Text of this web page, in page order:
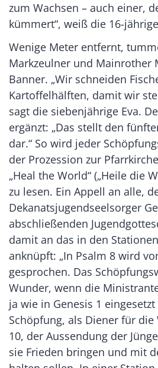
zum Wachsen – auch einer,
kümmert“, weiß die 16-
Wenige Meter entfernt,
Markzeulner und Mainrother
Banner. „Wir schneiden
Kartoffelhälften, damit wir
sagt die siebenjährige Eva.
ergänzt: „Das stellt den
dar.“ So wird jeder
der Prozession zur
„Heal the World“ („Heile die
zu lesen. Ein Appell an alle,
Dekanatsjugendseelsorger
abschließenden
damit an das in den
anknüpft: „In Psalm 8 wird
gesprochen. Das
Wunder, wenn die
ja wie in Genesis 1
Schöpfung, als Diener für die
10, der Aussendung der
sie Frieden bringen und mit